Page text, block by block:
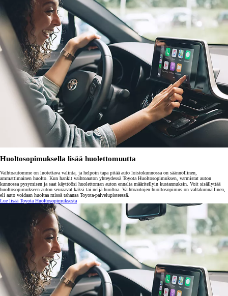
Huoltosopimuksella lisää huolettomuutta
Vaihtoautomme on luotettava valinta, ja helpoin tapa pitää auto loistokunnossa on säännöllinen,
ammattimainen huolto. Kun hankit vaihtoauton yhteydessä Toyota Huoltosopimuksen, varmistat auton
kunnossa pysymisen ja saat käyttöösi huolettoman auton ennalta määritellyin kustannuksin. Voit sisällyttää
huoltosopimukseen auton seuraavat kaksi tai neljä huoltoa. Vaihtoautojen huoltosopimus on valtakunnallinen,
eli auto voidaan huoltaa missä tahansa Toyota-palvelupisteessä.
Lue lisää Toyota Huoltosopimuksesta